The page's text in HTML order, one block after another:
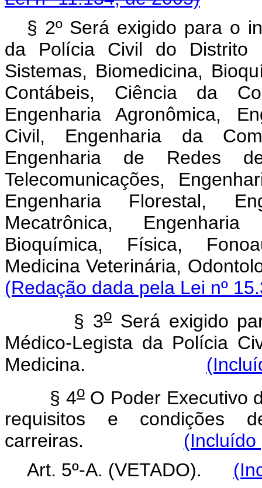
§ 2º Será exigido para o
da Polícia Civil do Distrito
Sistemas, Biomedicina,
Contábeis, Ciência da
Engenharia Agronômica,
Civil, Engenharia da
Engenharia de Redes
Telecomunicações,
Engenharia Florestal,
Mecatrônica,
Bioquímica, Física,
Medicina Veterinária,
(Redação dada pela Lei nº
§ 3o Será exigido
Médico-Legista da Polícia
Medicina.
§ 4oO Poder Executivo
requisitos e condições
carreiras. (Incluído
Art. 5º-A. (VETADO).